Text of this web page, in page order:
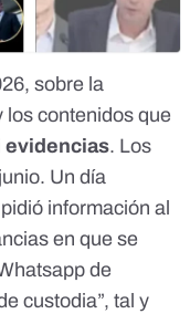
sobre la
los contenidos que
evidencias. Los
Un día
información al
en que se
de
custodia”, tal y